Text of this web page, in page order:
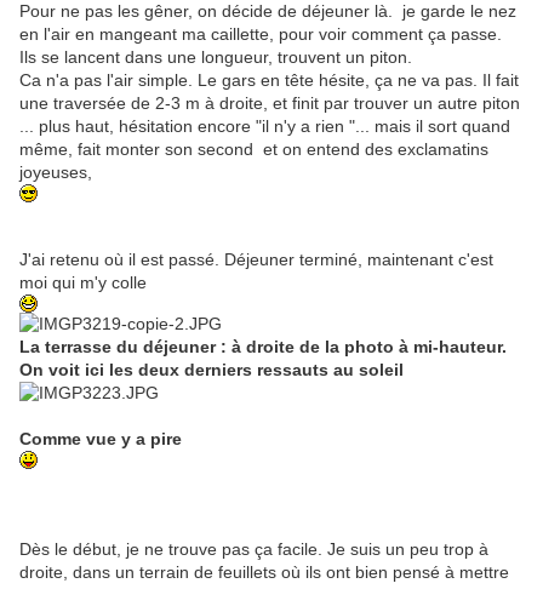
Pour ne pas les gêner, on décide de déjeuner là. je garde le nez
en l'air en mangeant ma caillette, pour voir comment ça passe.
Ils se lancent dans une longueur, trouvent un piton.
Ca n'a pas l'air simple. Le gars en tête hésite, ça ne va pas. Il fait
une traversée de 2-3 m à droite, et finit par trouver un autre piton
... plus haut, hésitation encore "il n'y a rien "... mais il sort quand
même, fait monter son second et on entend des exclamatins
joyeuses,
J'ai retenu où il est passé. Déjeuner terminé, maintenant c'est
moi qui m'y colle
La terrasse du déjeuner : à droite de la photo à mi-hauteur.
On voit ici les deux derniers ressauts au soleil
Comme vue y a pire
Dès le début, je ne trouve pas ça facile. Je suis un peu trop à
droite, dans un terrain de feuillets où ils ont bien pensé à mettre